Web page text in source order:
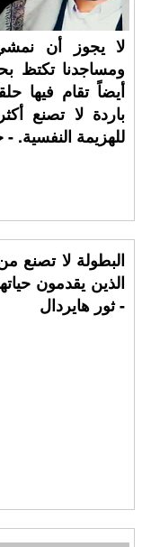
لا يجوز أن
ومساجدنا تكتظ
أيضاً تقام فيها
باردة لا تصنع
للهزيمة النفسية.
البطولة لا تصنع
الذين يقدمون
- ثور هايردال